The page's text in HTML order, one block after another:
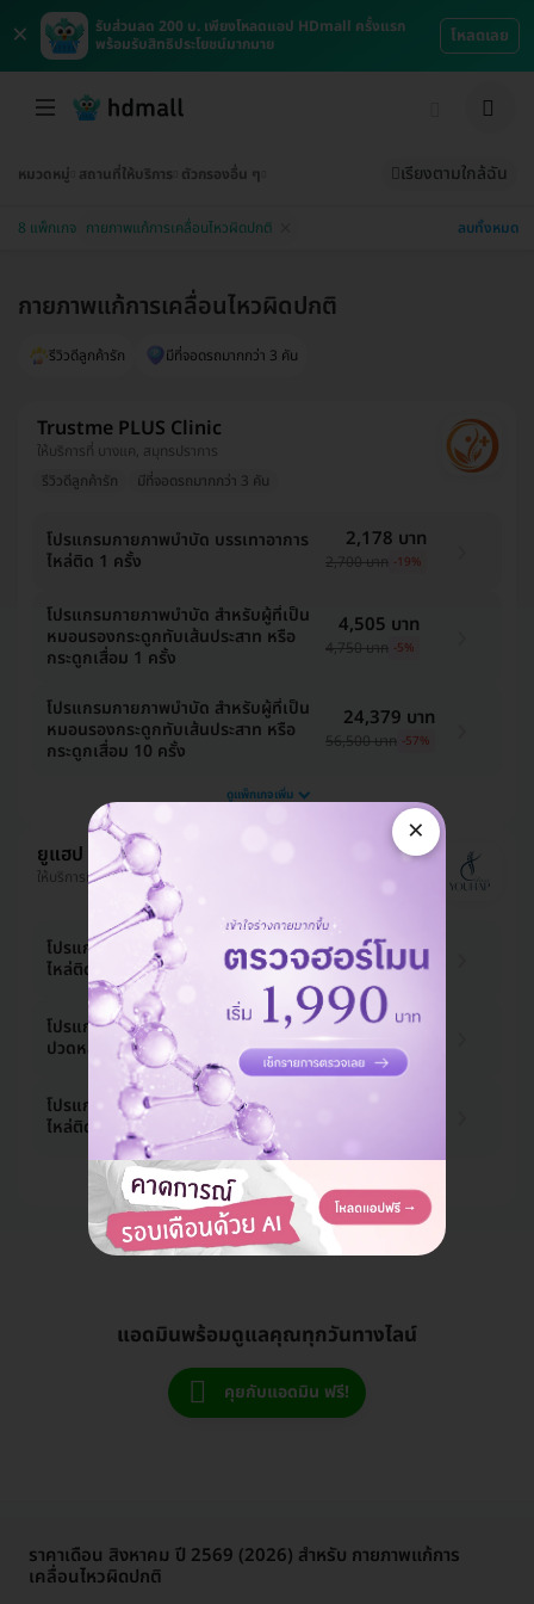
×
รับส่วนลด 200 บ. เพียงโหลดแอป HDmall ครั้งแรก
พร้อมรับสิทธิประโยชน์มากมาย
โหลดเลย
หมวดหมู่ สถานที่ให้บริการ ตัวกรองอื่น ๆ เรียงตามใกล้ฉัน
8 แพ็กเกจ กายภาพแก้การเคลื่อนไหวผิดปกติ ลบทั้งหมด
รีวิวดีลูกค้ารัก มีที่จอดรถมากกว่า 3 คัน
กายภาพแก้การเคลื่อนไหวผิดปกติ
Trustme PLUS Clinic
ให้บริการที่ บางแค, สมุทรปราการ
รีวิวดีลูกค้ารัก
มีที่จอดรถมากกว่า 3 คัน
โปรแกรมกายภาพบำบัด บรรเทาอาการ
ไหล่ติด 1 ครั้ง
2,178 บาท
2,700 บาท -19%
โปรแกรมกายภาพบำบัด สำหรับผู้ที่เป็น
หมอนรองกระดูกทับเส้นประสาท หรือ
กระดูกเสื่อม 1 ครั้ง
4,505 บาท
4,750 บาท -5%
โปรแกรมกายภาพบำบัด สำหรับผู้ที่เป็น
หมอนรองกระดูกทับเส้นประสาท หรือ
กระดูกเสื่อม 10 ครั้ง
24,379 บาท
56,500 บาท -57%
ดูแพ็กเกจเพิ่ม
ยูแฮป คลินิกกายภาพบำบัด
ให้บริการที่ นนทบุรี
โปรแกรมกายภาพบำบัด บรรเทาอาการ
ไหล่ติด
1,584 บาท
1,630 บาท -3%
โปรแกรมกายภาพบำบัด บรรเทาอาการ
ปวดหลังเรื้อรัง
1,683 บาท
1,780 บาท -5%
โปรแกรมกายภาพบำบัด บรรเทาอาการ
ไหล่ติด 3 ครั้ง
ดูแพ็กเกจเพิ่ม
แอดมินพร้อมดูแลคุณทุกวันทางไลน์
คุยกับแอดมิน ฟรี!
ราคาเดือน สิงหาคม ปี 2569 (2026) สำหรับ กายภาพแก้การ
เคลื่อนไหวผิดปกติ
×